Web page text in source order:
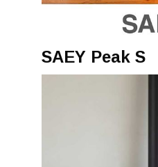
SAEY Peak S